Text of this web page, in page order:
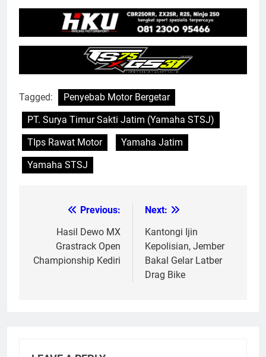
Tagged:
Penyebab Motor Bergetar
PT. Surya Timur Sakti Jatim (Yamaha STSJ)
TIps Rawat Motor
Yamaha Jatim
Yamaha STSJ
navigation
Previous:
Hasil Dewo MX
Grastrack Open
Championship Kediri
Next:
Kantongi Ijin
Kepolisian, Jember
Bakal Gelar Latber
Drag Bike